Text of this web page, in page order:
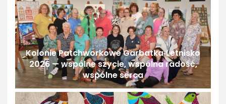
Kolonie Patchworkowe Garbatka‑Letnisko
2026 — wspólne szycie, wspólna radość,
wspólne serca